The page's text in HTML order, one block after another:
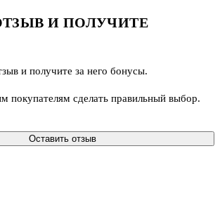
И ПОЛУЧИТЕ
и получите за него бонусы.
покупателям сделать правильный выбор.
Оставить отзыв